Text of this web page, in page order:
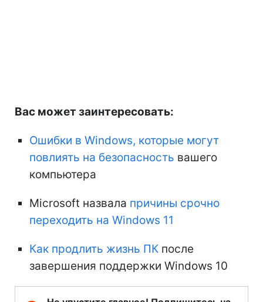
Вас может заинтересовать:
Ошибки в Windows, которые могут
повлиять на безопасность вашего
компьютера
Microsoft назвала причины срочно
переходить на Windows 11
Как продлить жизнь ПК после
завершения поддержки Windows 10